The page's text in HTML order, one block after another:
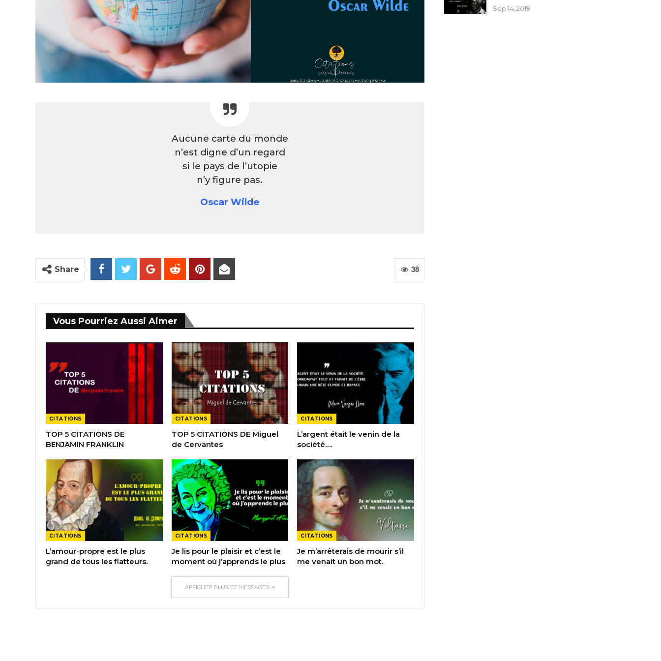
Aucune carte du monde
n’est digne d’un regard
si le pays de l’utopie
n’y figure pas.
Oscar Wilde
38
Share
Vous Pourriez Aussi Aimer
CITATIONS
TOP 5 CITATIONS DE
BENJAMIN FRANKLIN
CITATIONS
TOP 5 CITATIONS DE Miguel
de Cervantes
CITATIONS
L’argent était le venin de la
société….
CITATIONS
L’amour-propre est le plus
grand de tous les flatteurs.
CITATIONS
Je lis pour le plaisir et c’est le
moment où j’apprends le plus
CITATIONS
Je m’arrêterais de mourir s’il
me venait un bon mot.
AFFICHER PLUS DE MESSAGES
Sep 14, 2019